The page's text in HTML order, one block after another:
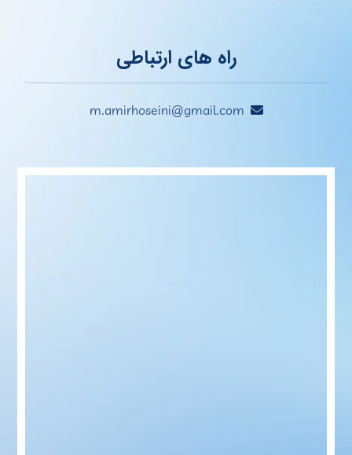
راه های ارتباطی
m.amirhoseini@gmail.com